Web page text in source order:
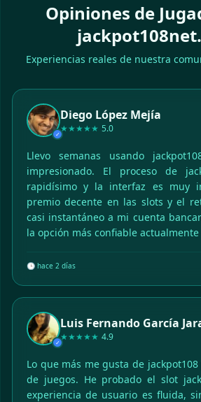
Opiniones de
Experiencias reales de nuestra
✓
Diego López Mejía
★★★★★ 5.0
Llevo semanas usando
impresionado. El proceso de
rapidísimo y la interfaz es muy
premio decente en las slots y el
casi instantáneo a mi cuenta
la opción más confiable
🕒 hace 2 días
✓
Luis Fernando García
★★★★★ 4.9
Lo que más me gusta de
de juegos. He probado el slot
experiencia de usuario es fluida,